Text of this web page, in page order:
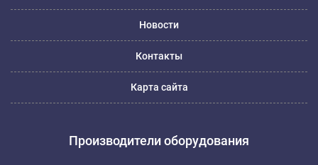
Новости
Контакты
Карта сайта
Производители оборудования